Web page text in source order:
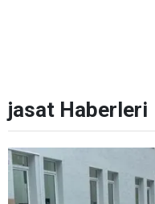
jasat Haberleri